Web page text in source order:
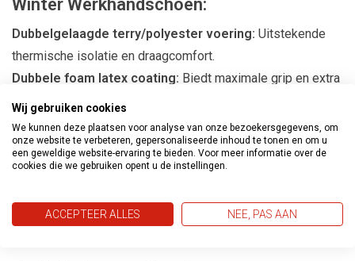
Winter Werkhandschoen:
Dubbelgelaagde terry/polyester voering: Uitstekende
thermische isolatie en draagcomfort.
Dubbele foam latex coating: Biedt maximale grip en extra
bescherming in natte of koude omgevingen.
Elastisch manchet:Houdt warmte binnen en voorkomt
verschuiven tijdens het werk.
Geschikt voor zware omstandigheden:
Gecertificeerd volgens EN388 & EN511:Betrouwbare
Wij gebruiken cookies
We kunnen deze plaatsen voor analyse van onze bezoekersgegevens, om
onze website te verbeteren, gepersonaliseerde inhoud te tonen en om u
een geweldige website-ervaring te bieden. Voor meer informatie over de
cookies die we gebruiken opent u de instellingen.
ACCEPTEER ALLES NEE, PAS AAN